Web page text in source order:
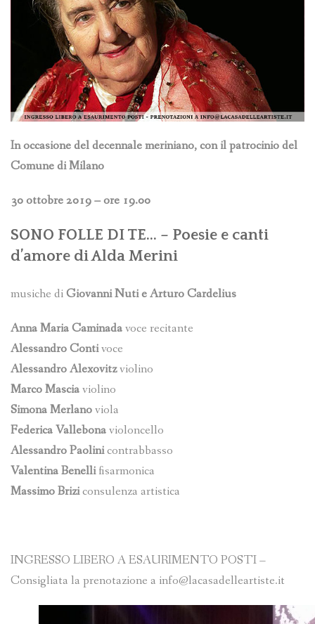
In occasione del decennale meriniano, con il patrocinio del
Comune di Milano
30 ottobre 2019 – ore 19.00
SONO FOLLE DI TE… – Poesie e canti
d’amore di Alda Merini
musiche diGiovanni Nuti e Arturo Cardelius
Anna Maria Caminadavoce recitante
Alessandro Contivoce
Alessandro Alexovitzviolino
Marco Masciaviolino
Simona Merlanoviola
Federica Vallebonavioloncello
Alessandro Paolinicontrabbasso
Valentina Benellifisarmonica
Massimo Briziconsulenza artistica
INGRESSO LIBERO A ESAURIMENTO POSTI –
Consigliata la prenotazione a info@lacasadelleartiste.it